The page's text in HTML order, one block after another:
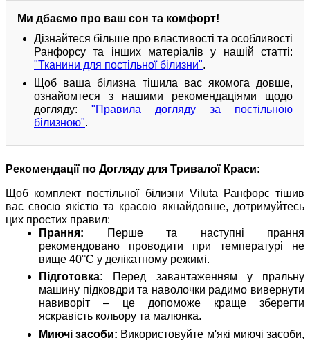
Ми дбаємо про ваш сон та комфорт!
Дізнайтеся більше про властивості та особливості
Ранфорсу та інших матеріалів у нашій статті:
"Тканини для постільної білизни".
Щоб ваша білизна тішила вас якомога довше,
ознайомтеся з нашими рекомендаціями щодо
догляду: "Правила догляду за постільною
білизною".
Рекомендації по Догляду для Тривалої Краси:
Щоб комплект постільної білизни Viluta Ранфорс тішив
вас своєю якістю та красою якнайдовше, дотримуйтесь
цих простих правил:
Прання: Перше та наступні прання
рекомендовано проводити при температурі не
вище 40°C у делікатному режимі.
Підготовка: Перед завантаженням у пральну
машину підковдри та наволочки радимо вивернути
навиворіт – це допоможе краще зберегти
яскравість кольору та малюнка.
Миючі засоби: Використовуйте м'які миючі засоби,